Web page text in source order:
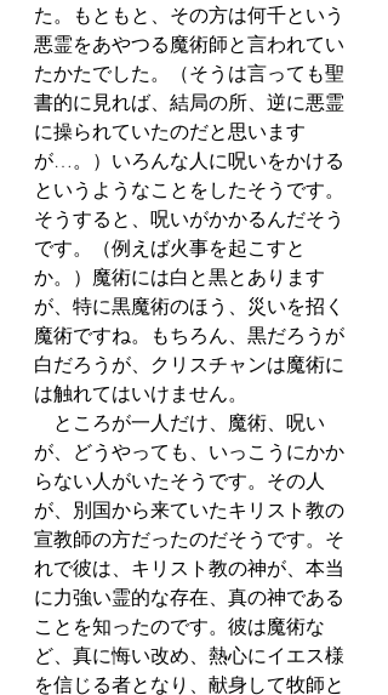
た。もともと、その方は何千という
悪霊をあやつる魔術師と言われてい
たかたでした。（そうは言っても聖
書的に見れば、結局の所、逆に悪霊
に操られていたのだと思います
が…。）いろんな人に呪いをかける
というようなことをしたそうです。
そうすると、呪いがかかるんだそう
です。（例えば火事を起こすと
か。）魔術には白と黒とあります
が、特に黒魔術のほう、災いを招く
魔術ですね。もちろん、黒だろうが
白だろうが、クリスチャンは魔術に
は触れてはいけません。
ところが一人だけ、魔術、呪い
が、どうやっても、いっこうにかか
らない人がいたそうです。その人
が、別国から来ていたキリスト教の
宣教師の方だったのだそうです。そ
れで彼は、キリスト教の神が、本当
に力強い霊的な存在、真の神である
ことを知ったのです。彼は魔術な
ど、真に悔い改め、熱心にイエス様
を信じる者となり、献身して牧師と